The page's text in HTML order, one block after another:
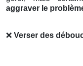
aggraver le
❌ Verser des